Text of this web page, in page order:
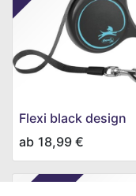
Flexi black design
ab 18,99 €